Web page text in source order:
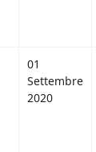
01
Settembre
2020